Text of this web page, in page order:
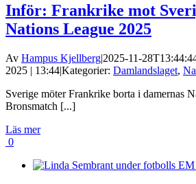
Inför: Frankrike mot
Nations League 2025
Av Hampus Kjellberg|2025-11-
2025 | 13:44|Kategorier: Damlandslaget,
Sverige möter Frankrike borta i damernas
Bronsmatch [...]
Läs mer
0